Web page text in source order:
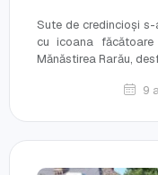
Sute de credincioși
cu icoana
Mănăstirea Rarău,
9